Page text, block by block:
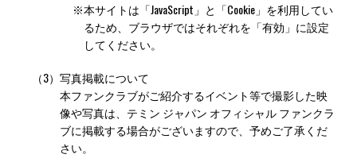
※本サイトは「JavaScript」と「Cookie」を利用してい
るため、ブラウザではそれぞれを「有効」に設定
してください。
（3） 写真掲載について
本ファンクラブがご紹介するイベント等で撮影した映
像や写真は、テミン ジャパン オフィシャル ファンクラ
ブに掲載する場合がございますので、予めご了承くだ
さい。